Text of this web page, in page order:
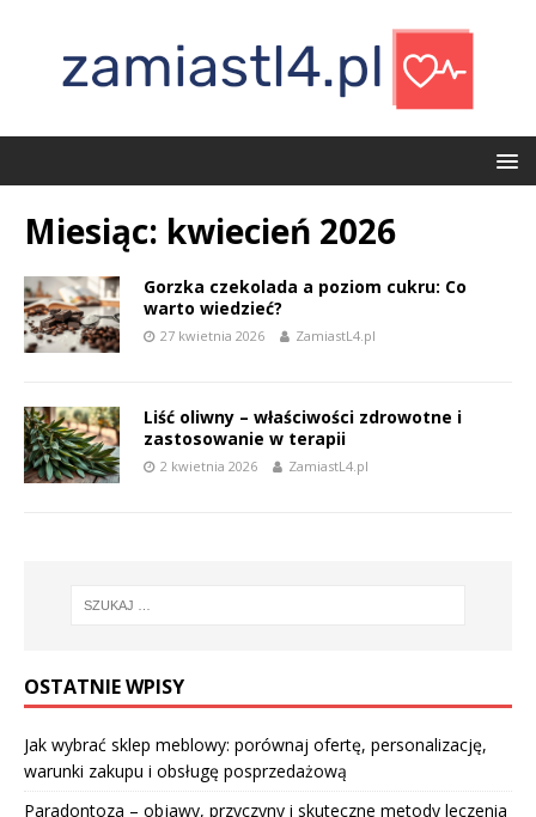
Miesiąc: kwiecień 2026
Gorzka czekolada a poziom cukru: Co
warto wiedzieć?
27 kwietnia 2026 ZamiastL4.pl
Liść oliwny – właściwości zdrowotne i
zastosowanie w terapii
2 kwietnia 2026 ZamiastL4.pl
OSTATNIE WPISY
Jak wybrać sklep meblowy: porównaj ofertę, personalizację,
warunki zakupu i obsługę posprzedażową
Paradontoza – objawy, przyczyny i skuteczne metody leczenia